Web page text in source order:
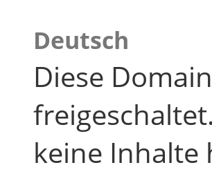
Deutsch
Diese
keine Inhalte